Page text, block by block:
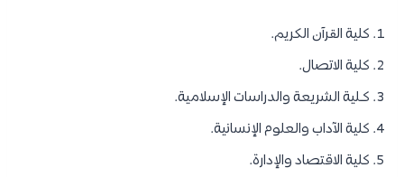
كلية القرآن الكريم.
كلية الاتصال.
كـلية الشريعة والدراسات الإسلامية.
كلية الآداب والعلوم الإنسانية.
كلية الاقتصاد والإدارة.